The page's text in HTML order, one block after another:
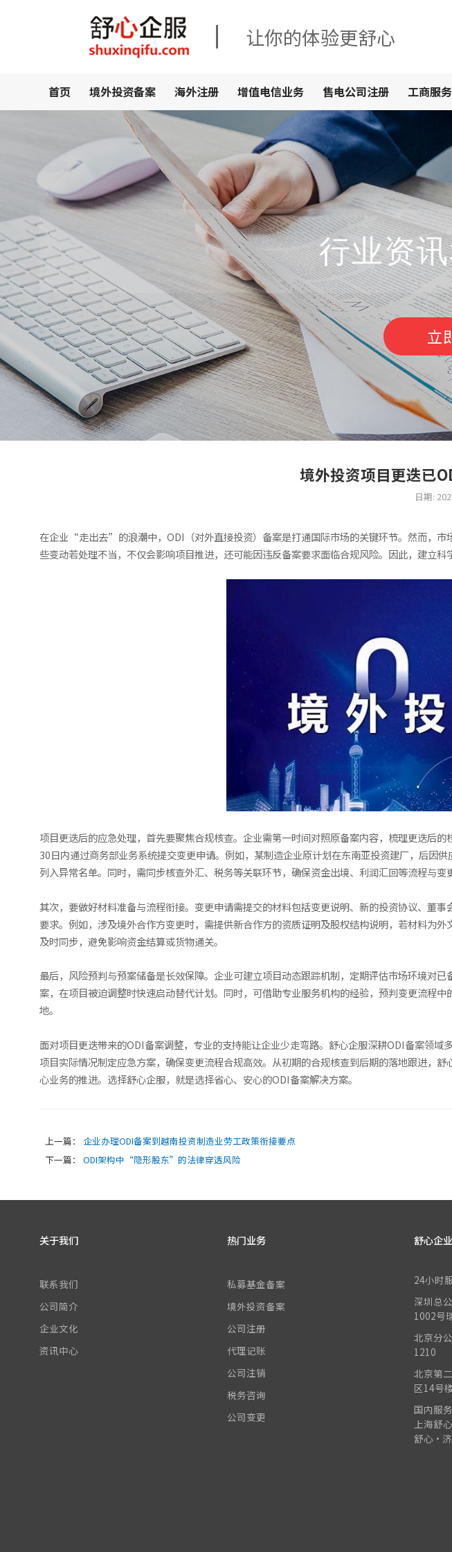
让你的体验更舒心
首页 境外投资备案 海外注册 增值电信业务 售电公司注册 工商服务
行业资
立
境外投资项目更迭已
日期:
在企业“走出去”的浪潮中，ODI（对外直接投资）备案是打通国际市场的关键环节。然而，
些变动若处理不当，不仅会影响项目推进，还可能因违反备案要求面临合规风险。因此，建立科
项目更迭后的应急处理，首先要聚焦合规核查。企业需第一时间对照原备案内容，梳理更迭后
30日内通过商务部业务系统提交变更申请。例如，某制造企业原计划在东南亚投资建厂，后
列入异常名单。同时，需同步核查外汇、税务等关联环节，确保资金出境、利润汇回等流程与变
其次，要做好材料准备与流程衔接。变更申请需提交的材料包括变更说明、新的投资协议、董
要求。例如，涉及境外合作方变更时，需提供新合作方的资质证明及股权结构说明，若材料为
及时同步，避免影响资金结算或货物通关。
最后，风险预判与预案储备是长效保障。企业可建立项目动态跟踪机制，定期评估市场环境对
案，在项目被迫调整时快速启动替代计划。同时，可借助专业服务机构的经验，预判变更流
地。
面对项目更迭带来的ODI备案调整，专业的支持能让企业少走弯路。舒心企服深耕ODI备案领
项目实际情况制定应急方案，确保变更流程合规高效。从初期的合规核查到后期的落地跟进，
心业务的推进。选择舒心企服，就是选择省心、安心的ODI备案解决方案。
上一篇：
企业办理ODI备案到越南投资制造业劳工政策衔接要点
下一篇：
ODI架构中“隐形股东”的法律穿透风险
关于我们
联系我们
公司简介
企业文化
资讯中心
热门业务
私募基金备案
境外投资备案
公司注册
代理记账
公司注销
税务咨询
公司变更
舒心企
24小时
深圳总
1002号
北京分
1210
北京第
区14号
国内服务
上海舒
舒心•